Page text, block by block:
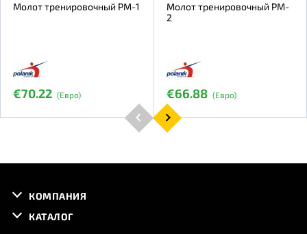
Молот тренировочный PM-1
€70.22 (Евро)
Молот тренировочный PM-
2
€66.88 (Евро)
КОМПАНИЯ
КАТАЛОГ